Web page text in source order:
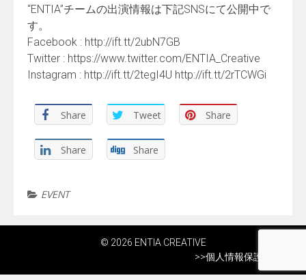
“ENTIA”チームの出演情報は下記SNSにて公開中で
す。
Facebook : http://ift.tt/2ubN7GB
Twitter : https://www.twitter.com/ENTIA_Creative
Instagram : http://ift.tt/2tegI4U http://ift.tt/2rTCWGi
Share Tweet Share
Share Share
EVENT
© 2026 ENTIA CREATIVE
>>個人情報保護方針